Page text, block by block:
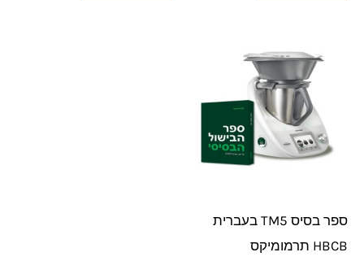
ספר בסיס TM5 בעברית
HBCB תרמומיקס